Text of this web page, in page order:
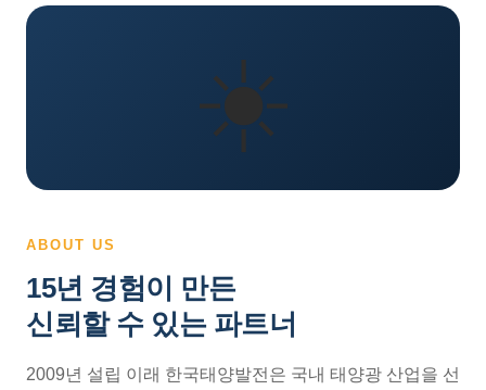
☀️
ABOUT US
15년 경험이 만든
신뢰할 수 있는 파트너
2009년 설립 이래 한국태양발전은 국내 태양광 산업을 선